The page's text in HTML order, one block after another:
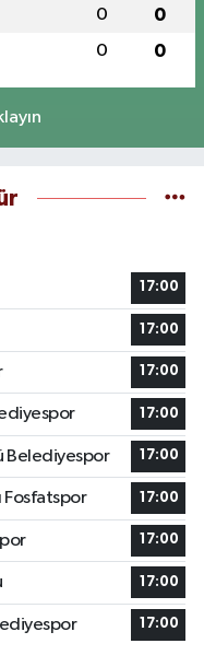
0 0
0 0
17:00
17:00
17:00
17:00
Belediyespor 17:00
Fosfatspor 17:00
17:00
17:00
17:00